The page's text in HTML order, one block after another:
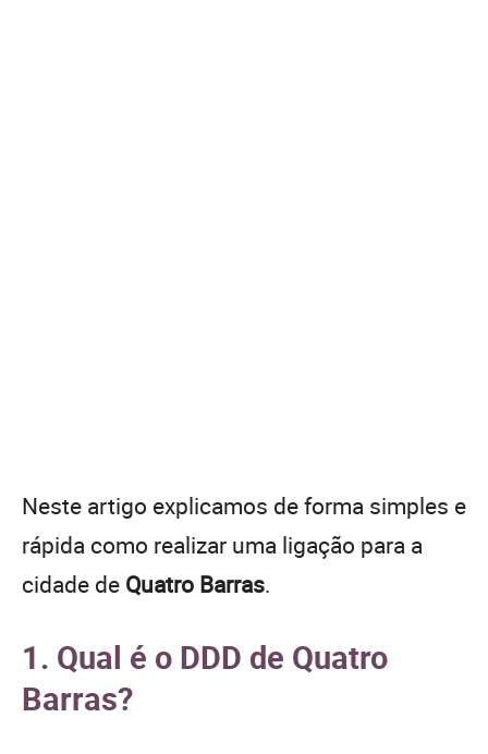
Neste artigo explicamos de forma simples e
rápida como realizar uma ligação para a
cidade de Quatro Barras.
1. Qual é o DDD de Quatro
Barras?